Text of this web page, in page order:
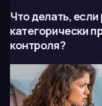
Что делать,
категорически
контроля?